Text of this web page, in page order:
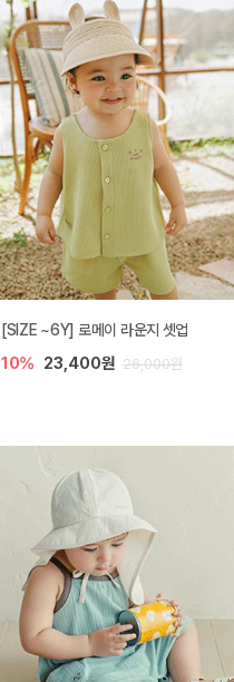
[SIZE ~6Y] 로메이 라운지 셋업
10% 23,400원 26,000원